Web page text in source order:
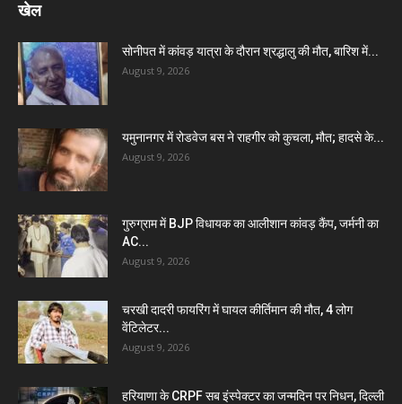
खेल
सोनीपत में कांवड़ यात्रा के दौरान श्रद्धालु की मौत, बारिश में...
August 9, 2026
यमुनानगर में रोडवेज बस ने राहगीर को कुचला, मौत; हादसे के...
August 9, 2026
गुरुग्राम में BJP विधायक का आलीशान कांवड़ कैंप, जर्मनी का
AC...
August 9, 2026
चरखी दादरी फायरिंग में घायल कीर्तिमान की मौत, 4 लोग
वेंटिलेटर...
August 9, 2026
हरियाणा के CRPF सब इंस्पेक्टर का जन्मदिन पर निधन, दिल्ली